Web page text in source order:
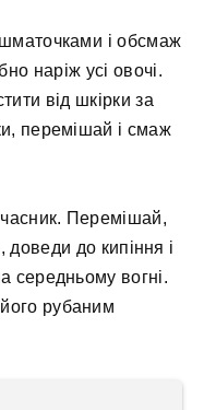
і обсмаж
наріж усі овочі.
від шкірки за
перемішай і смаж
часник. Перемішай,
до кипіння і
середньому вогні.
рубаним